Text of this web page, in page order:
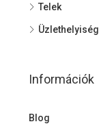
Telek
Üzlethelyiség
Információk
Blog